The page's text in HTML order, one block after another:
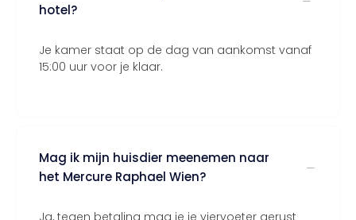
hotel?
Je kamer staat op de dag van aankomst vanaf
15:00 uur voor je klaar.
Mag ik mijn huisdier meenemen naar
het Mercure Raphael Wien?
Ja, tegen betaling mag je je viervoeter gerust